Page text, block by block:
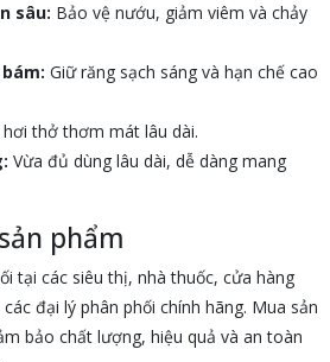
sâu: Bảo vệ nướu, giảm viêm và chảy
Giữ răng sạch sáng và hạn chế cao
hơi thở thơm mát lâu dài.
Vừa đủ dùng lâu dài, dễ dàng mang
phẩm
tại các siêu thị, nhà thuốc, cửa hàng
đại lý phân phối chính hãng. Mua sản
bảo chất lượng, hiệu quả và an toàn